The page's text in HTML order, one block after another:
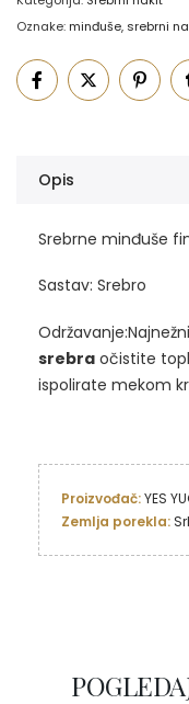
Oznake: minđuše, srebrni
Opis
Srebrne minđuše
Sastav: Srebro
srebra očistite
ispolirate mekom
Proizvođač: YES
Zemlja porekla: